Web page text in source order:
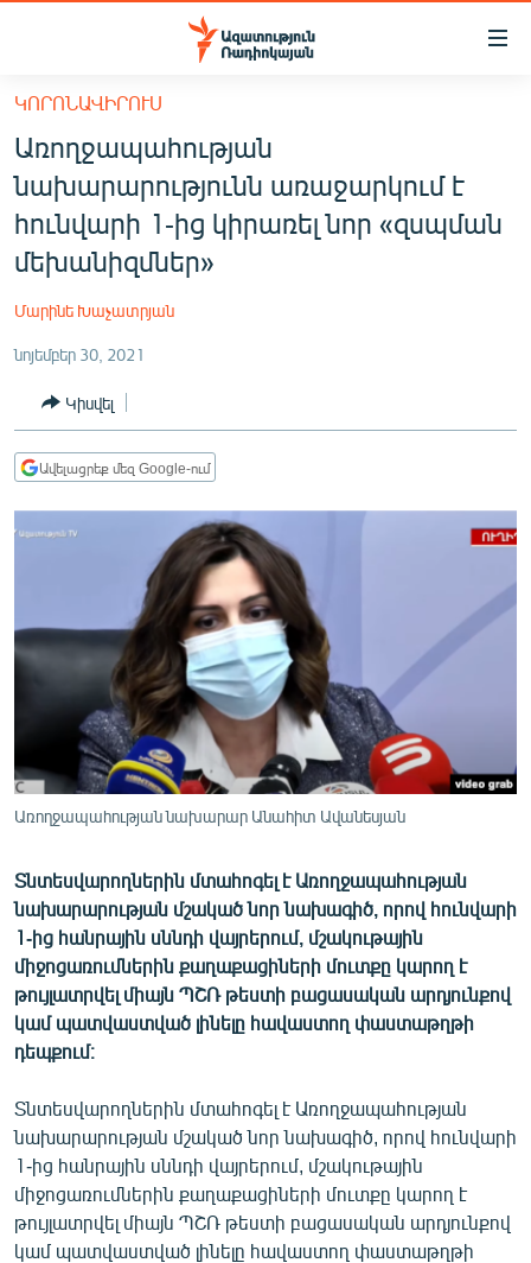
Մատչելիության
հիմնական
բովանդակությանը
Անցնել
հիմնական
մենյուին
Որոնում
ՀԱՅԱՍՏԱՆ
ՔԱՂԱՔԱԿԱՆ
ԸՆՏՐՈՒԹՅՈՒՆՆԵՐ 2026
ՊԱՏԵՐԱԶՄԻ 6 ՇԱԲԱԹՆԵՐԸ
ՏԱՐԱԾԱՇՐՋԱՆ
ՍՊՈՐՏ
ՄԵԿՆԱԲԱՆՈՒԹՅՈՒՆ
ՏՏ ԵՒ ԻՆՏԵՐՆԵՏ
ԿՈՐՈՆԱՎԻՐՈՒՍ
ԱՐԽԻՎ
ԲԱՆԱՎԵՃ
ՁԳՏԵԼՈՎ ԼԱՎԱԳՈՒՅՆԻՆ
ՓՈԴՔԱՍԹ
Հայերեն
Русский
ՀԵՏԵՎԵՔ ՄԵԶ
ԿՈՐՈՆԱՎԻՐՈՒՍ
Առողջապահության
նախարարությունն առաջարկում է
հունվարի 1-ից կիրառել նոր «զսպման
մեխանիզմներ»
Մարինե Խաչատրյան
նոյեմբեր 30, 2021
Կիսվել
Ավելացրեք մեզ Google-ում
Առողջապահության նախարար Անահիտ Ավանեսյան
Տնտեսվարողներին մտահոգել է Առողջապահության
նախարարության մշակած նոր նախագիծ, որով հունվարի
1-ից հանրային սննդի վայրերում, մշակութային
միջոցառումներին քաղաքացիների մուտքը կարող է
թույլատրվել միայն ՊՇՌ թեստի բացասական արդյունքով
կամ պատվաստված լինելը հավաստող փաստաթղթի
դեպքում։
Տնտեսվարողներին մտահոգել է Առողջապահության
նախարարության մշակած նոր նախագիծ, որով հունվարի
1-ից հանրային սննդի վայրերում, մշակութային
միջոցառումներին քաղաքացիների մուտքը կարող է
թույլատրվել միայն ՊՇՌ թեստի բացասական արդյունքով
կամ պատվաստված լինելը հավաստող փաստաթղթի